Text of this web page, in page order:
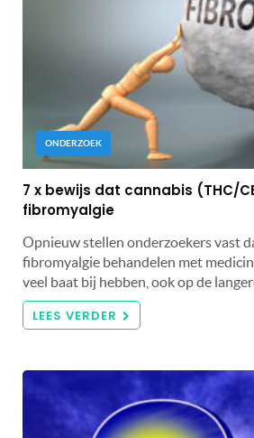
ONDERZOEK
7 x bewijs dat cannabis (THC/
fibromyalgie
Opnieuw stellen onderzoekers vast
fibromyalgie behandelen met
veel baat bij hebben, ook op de
LEES VERDER